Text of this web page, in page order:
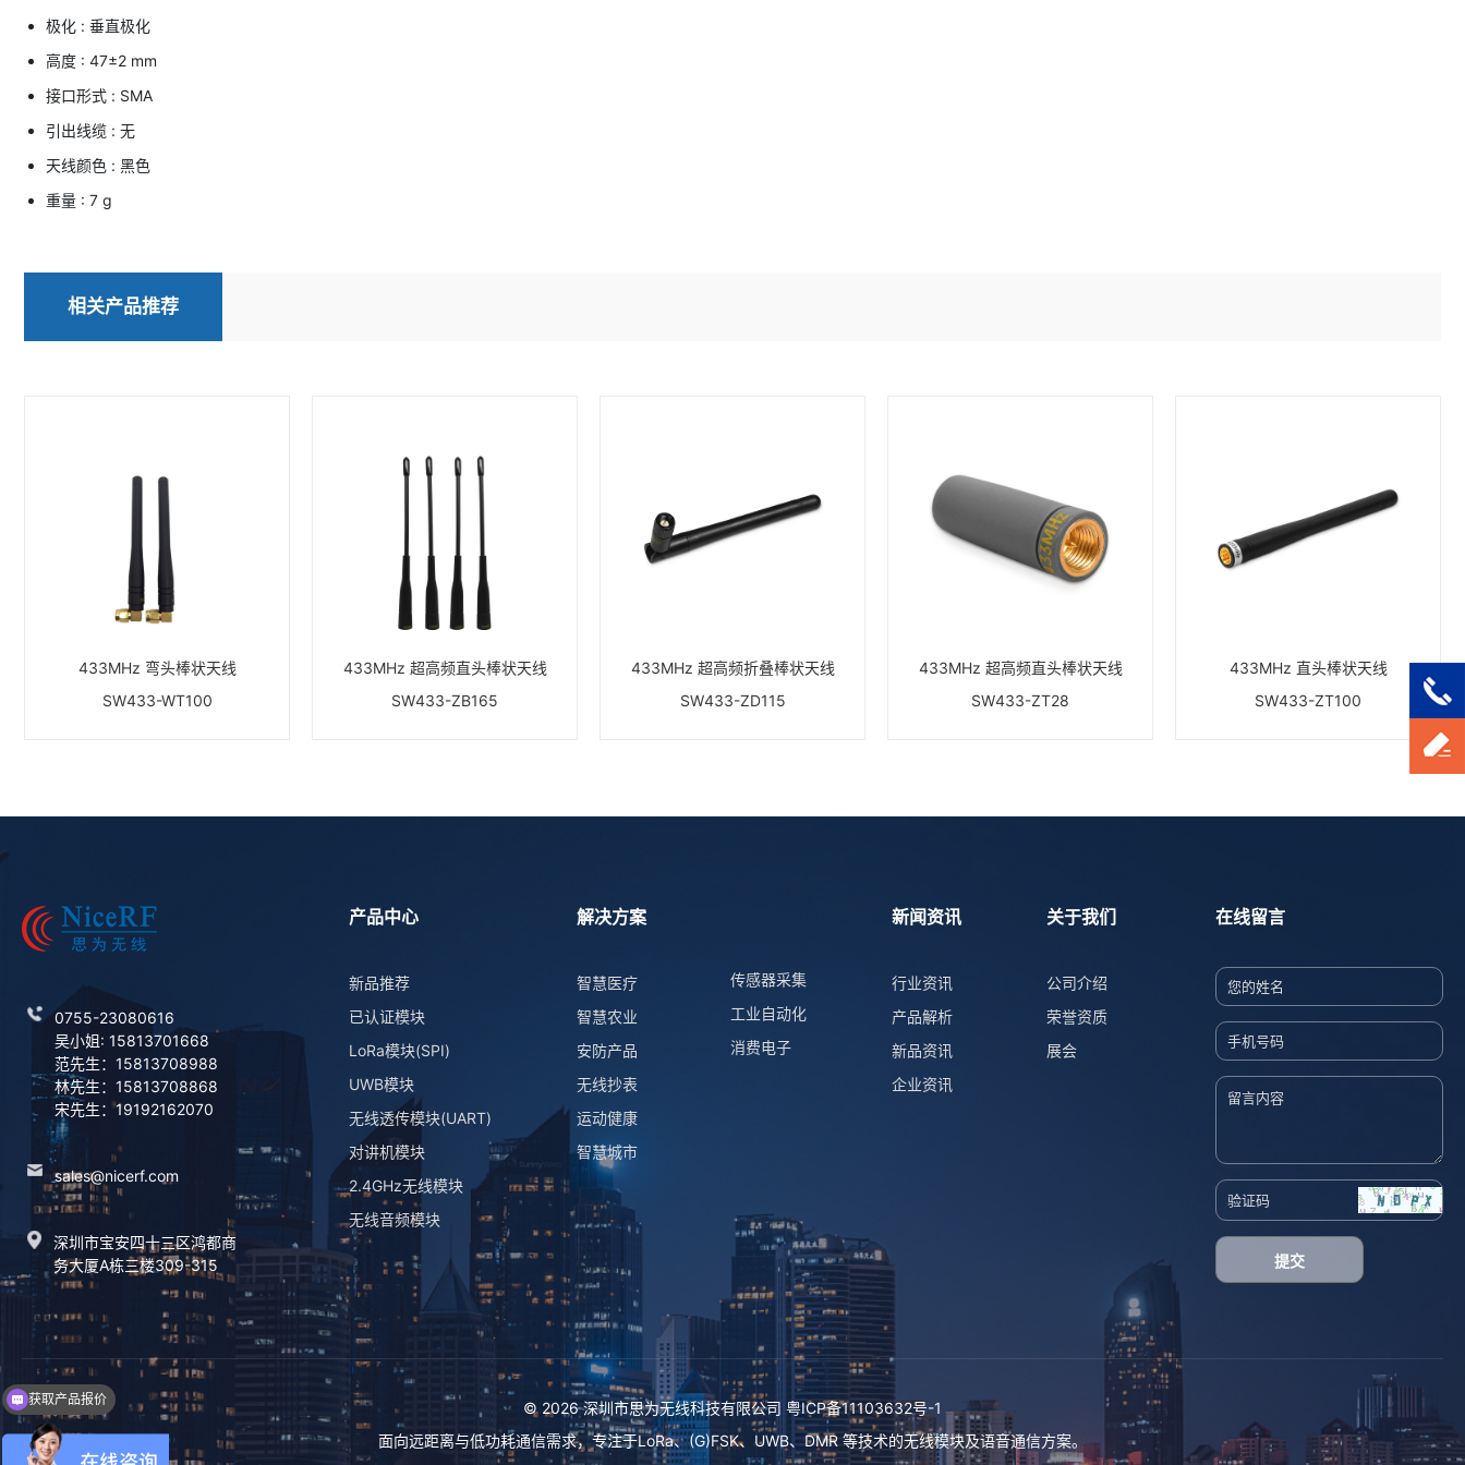
极化 : 垂直极化
高度 : 47±2 mm
接口形式 : SMA
引出线缆 : 无
天线颜色 : 黑色
重量 : 7 g
相关产品推荐
433MHz 弯头棒状天线
SW433-WT100
433MHz 超高频直头棒状天线
SW433-ZB165
433MHz 超高频折叠棒状天线
SW433-ZD115
433MHz 超高频直头棒状天线
SW433-ZT28
433MHz 直头棒状天线
SW433-ZT100
0755-23080616
吴小姐: 15813701668
范先生：15813708988
林先生：15813708868
宋先生：19192162070
sales@nicerf.com
深圳市宝安四十三区鸿都商
务大厦A栋三楼309-315
产品中心
新品推荐
已认证模块
LoRa模块(SPI)
UWB模块
无线透传模块(UART)
对讲机模块
2.4GHz无线模块
无线音频模块
解决方案
智慧医疗
智慧农业
安防产品
无线抄表
运动健康
智慧城市
传感器采集
工业自动化
消费电子
新闻资讯
行业资讯
产品解析
新品资讯
企业资讯
关于我们
公司介绍
荣誉资质
展会
在线留言
提交
© 2026 深圳市思为无线科技有限公司 粤ICP备11103632号-1
面向远距离与低功耗通信需求，专注于LoRa、(G)FSK、 UWB、DMR 等技术的无线模块及语音通信方案。
获取产品资料
获取产品报价